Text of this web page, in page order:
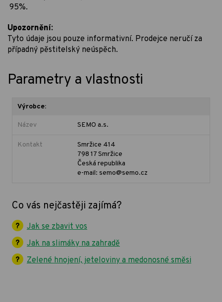
95%.
Upozornění:
Tyto údaje jsou pouze informativní. Prodejce neručí za
případný pěstitelský neúspěch.
Parametry a vlastnosti
Výrobce:
Název SEMO a.s.
Kontakt
Smržice 414
798 17 Smržice
Česká republika
e-mail: semo@semo.cz
Co vás nejčastěji zajímá?
Jak se zbavit vos
Jak na slimáky na zahradě
Zelené hnojení, jeteloviny a medonosné směsi